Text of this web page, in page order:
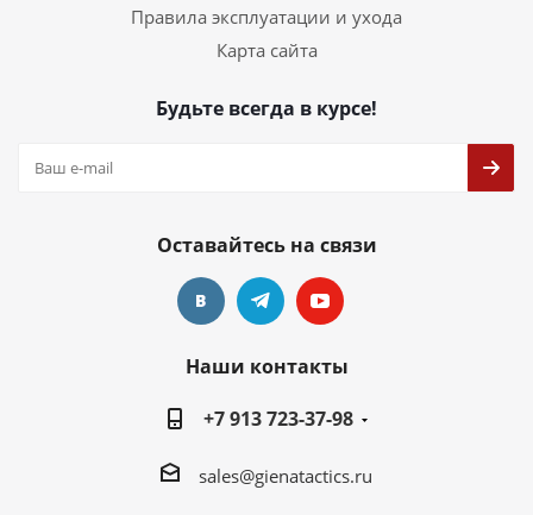
Правила эксплуатации и ухода
Карта сайта
Будьте всегда в курсе!
Оставайтесь на связи
Наши контакты
+7 913 723-37-98
sales@gienatactics.ru